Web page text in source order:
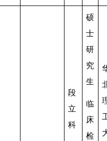
段
立
科
硕
士
研
究
生
临
床
检